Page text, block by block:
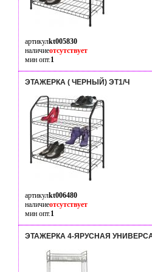
артикулkt005830
наличиеотсутствует
мин опт.1
ЭТАЖЕРКА ( ЧЕРНЫЙ) ЭТ1/Ч
артикулkt006480
наличиеотсутствует
мин опт.1
ЭТАЖЕРКА 4-ЯРУСНАЯ